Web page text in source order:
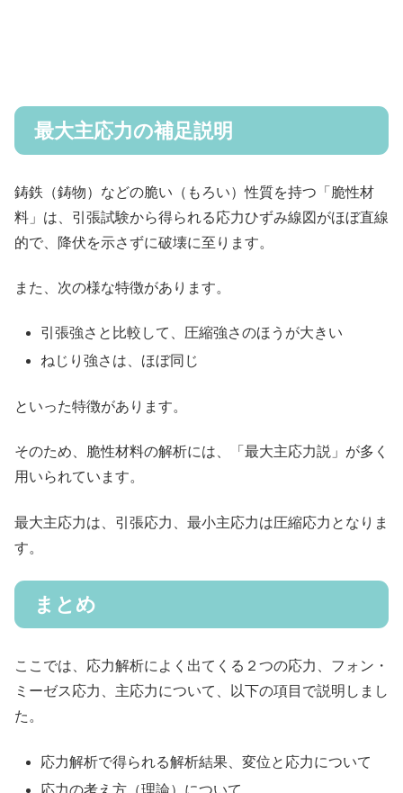
最大主応力の補足説明
鋳鉄（鋳物）などの脆い（もろい）性質を持つ「脆性材
料」は、引張試験から得られる応力ひずみ線図がほぼ直線
的で、降伏を示さずに破壊に至ります。
また、次の様な特徴があります。
引張強さと比較して、圧縮強さのほうが大きい
ねじり強さは、ほぼ同じ
といった特徴があります。
そのため、脆性材料の解析には、「最大主応力説」が多く
用いられています。
最大主応力は、引張応力、最小主応力は圧縮応力となりま
す。
まとめ
ここでは、応力解析によく出てくる２つの応力、フォン・
ミーゼス応力、主応力について、以下の項目で説明しまし
た。
応力解析で得られる解析結果、変位と応力について
応力の考え方（理論）について